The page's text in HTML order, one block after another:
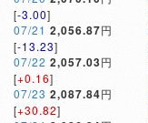
[-3.00]
07/21 2,056.87円
[-13.23]
07/22 2,057.03円
[+0.16]
07/23 2,087.84円
[+30.82]